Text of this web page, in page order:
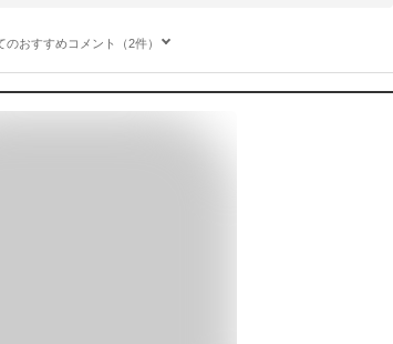
のおすすめコメント（2件）